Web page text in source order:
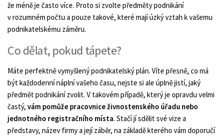
že méně je často více. Proto si zvolte předměty podnikání
v rozumném počtu a pouze takové, které mají úzký vztah k vašemu
podnikatelskému záměru.
Co dělat, pokud tápete?
Máte perfektně vymyšlený podnikatelský plán. Víte přesně, co má
být každodenní náplní vašeho času, nejste si ale úplně jistí, jaký
předmět podnikání zvolit. V takovém případě, který je opravdu velmi
častý, vám pomůže pracovnice živnostenského úřadu nebo
jednotného registračního místa. Stačí jí sdělit své vize a
představy, název firmy a její záběr, na základě kterého vám doporučí